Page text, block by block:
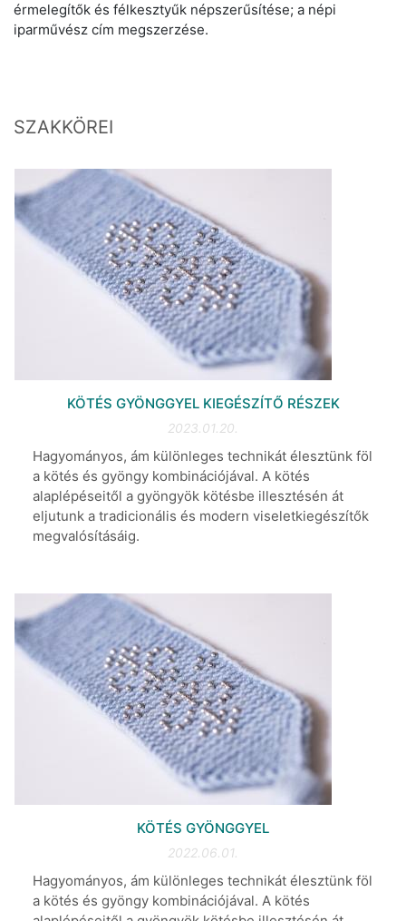
érmelegítők és félkesztyűk népszerűsítése; a népi
iparművész cím megszerzése.
SZAKKÖREI
KÖTÉS GYÖNGGYEL KIEGÉSZÍTŐ RÉSZEK
2023.01.20.
Hagyományos, ám különleges technikát élesztünk föl
a kötés és gyöngy kombinációjával. A kötés
alaplépéseitől a gyöngyök kötésbe illesztésén át
eljutunk a tradicionális és modern viseletkiegészítők
megvalósításáig.
KÖTÉS GYÖNGGYEL
2022.06.01.
Hagyományos, ám különleges technikát élesztünk föl
a kötés és gyöngy kombinációjával. A kötés